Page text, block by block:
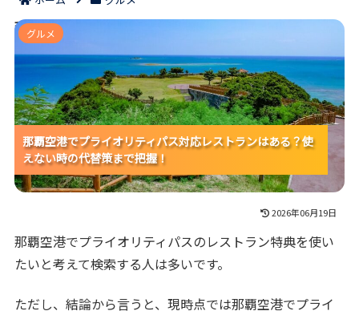
那覇空港でプライオリティパス対応レストランはある？
那覇空港でプライオリティパス対応レストランはある？使
えない時の代替策まで把握！
那覇空港でプライオリティパス対応レストランはある？使
えない時の代替策まで把握！
那覇空港でプライオリティパス対応レストランはある？使
えない時の代替策まで把握！
グルメ
2026年06月19日
那覇空港でプライオリティパスのレストラン特典を使い
たいと考えて検索する人は多いです。
ただし、結論から言うと、現時点では那覇空港でプライ